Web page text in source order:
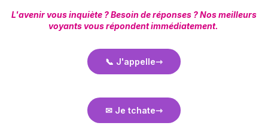
L'avenir vous inquiète ? Besoin de réponses ? Nos meilleurs
voyants vous répondent immédiatement.
📞 J'appelle
✉ Je tchate